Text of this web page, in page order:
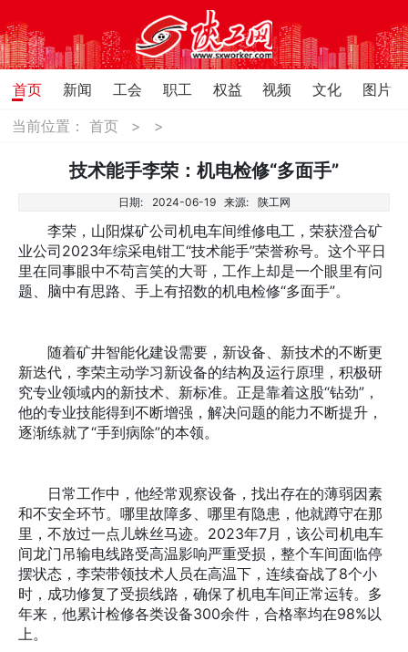
首页 新闻 工会 职工 权益 视频 文化
图片
当前位置：首页 > >
技术能手李荣：机电检修“多面手”
日期: 2024-06-19 来源: 陕工网
李荣，山阳煤矿公司机电车间维修电工，荣获澄合矿
业公司2023年综采电钳工“技术能手”荣誉称号。这个平日
里在同事眼中不苟言笑的大哥，工作上却是一个眼里有问
题、脑中有思路、手上有招数的机电检修“多面手”。
随着矿井智能化建设需要，新设备、新技术的不断更
新迭代，李荣主动学习新设备的结构及运行原理，积极研
究专业领域内的新技术、新标准。正是靠着这股“钻劲”，
他的专业技能得到不断增强，解决问题的能力不断提升，
逐渐练就了“手到病除”的本领。
日常工作中，他经常观察设备，找出存在的薄弱因素
和不安全环节。哪里故障多、哪里有隐患，他就蹲守在那
里，不放过一点儿蛛丝马迹。2023年7月，该公司机电车
间龙门吊输电线路受高温影响严重受损，整个车间面临停
摆状态，李荣带领技术人员在高温下，连续奋战了8个小
时，成功修复了受损线路，确保了机电车间正常运转。多
年来，他累计检修各类设备300余件，合格率均在98%以
上。